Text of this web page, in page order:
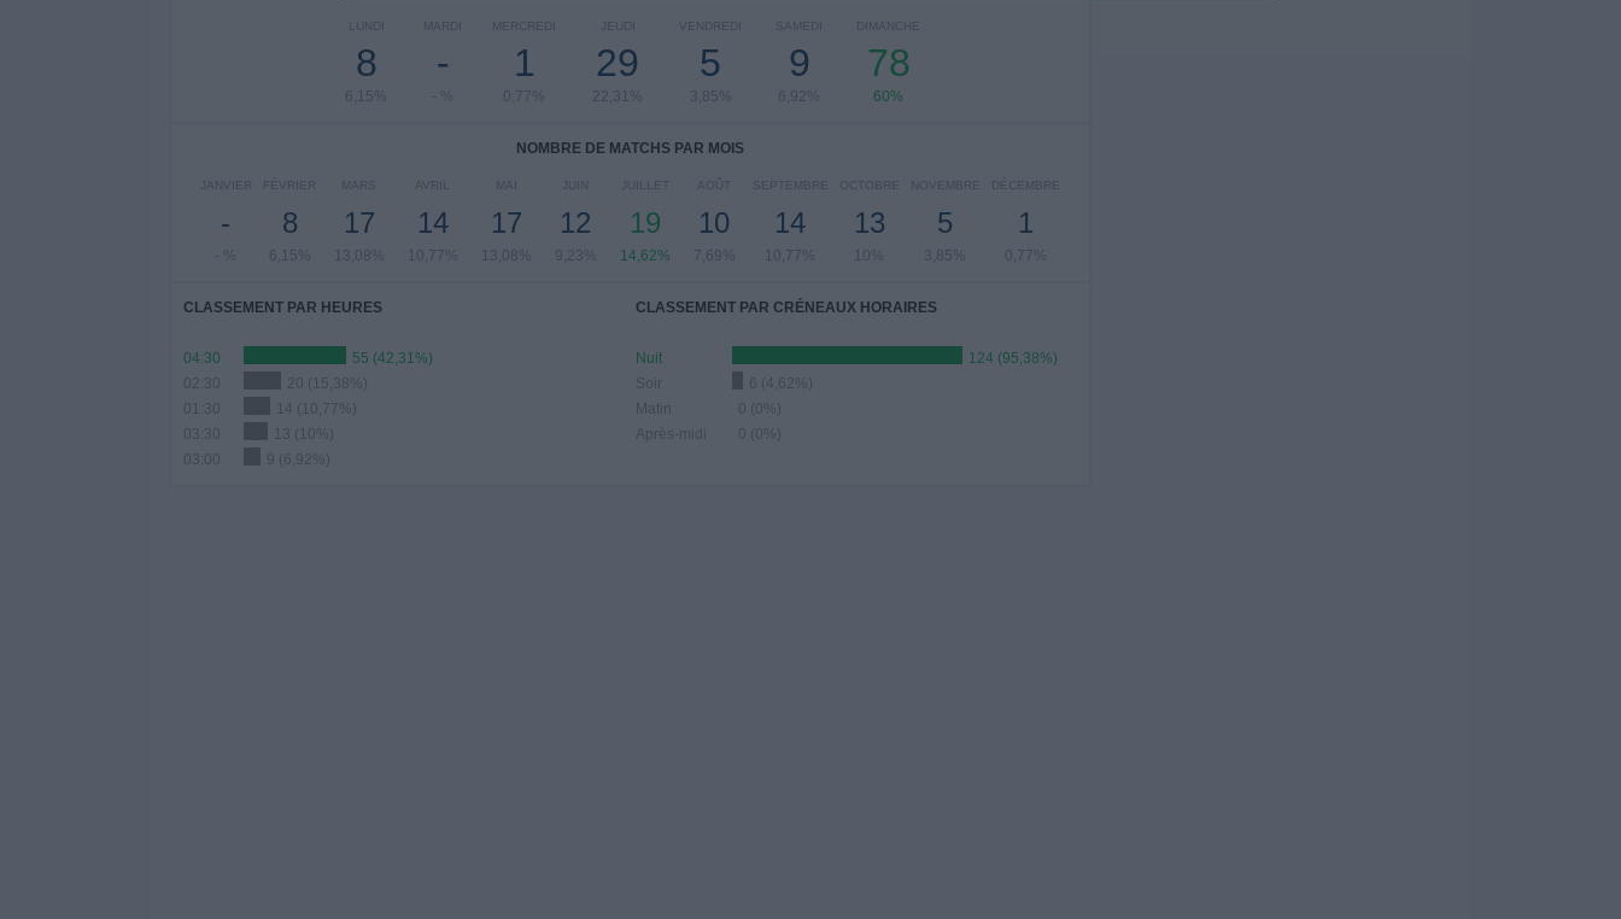
LUNDI
8
6,15%
MARDI
-
- %
MERCREDI
1
0,77%
JEUDI
29
22,31%
VENDREDI
5
3,85%
SAMEDI
9
6,92%
DIMANCHE
78
60%
NOMBRE DE MATCHS PAR MOIS
JANVIER
-
- %
FÉVRIER
8
6,15%
MARS
17
13,08%
AVRIL
14
10,77%
MAI
17
13,08%
JUIN
12
9,23%
JUILLET
19
14,62%
AOÛT
10
7,69%
SEPTEMBRE
14
10,77%
OCTOBRE
13
10%
NOVEMBRE
5
3,85%
DÉCEMBRE
1
0,77%
CLASSEMENT PAR HEURES
04:30
55 (42,31%)
02:30
20 (15,38%)
01:30
14 (10,77%)
03:30
13 (10%)
03:00
9 (6,92%)
CLASSEMENT PAR CRÉNEAUX HORAIRES
Nuit
124 (95,38%)
Soir
6 (4,62%)
Matin
0 (0%)
Après-midi
0 (0%)